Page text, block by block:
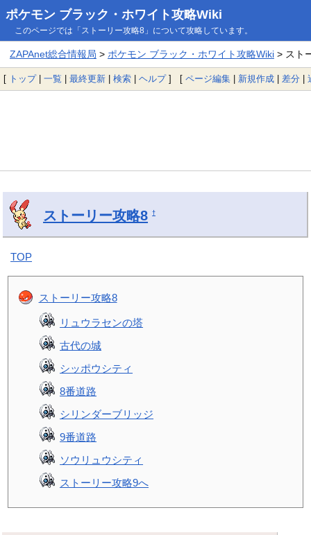
ポケモン ブラック・ホワイト攻略Wiki
このページでは「ストーリー攻略8」について攻略しています。
ZAPAnet総合情報局 > ポケモン ブラック・ホワイト攻略Wiki> スト
[ トップ| 一覧 | 最終更新 | 検索 | ヘルプ] [ ページ編集 | 新規作成 | 差分 |
ストーリー攻略8 †
TOP
ストーリー攻略8
リュウラセンの塔
古代の城
シッポウシティ
8番道路
シリンダーブリッジ
9番道路
ソウリュウシティ
ストーリー攻略9へ